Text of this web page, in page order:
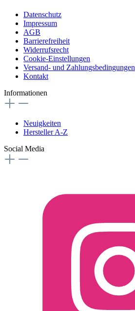
Datenschutz
Impressum
AGB
Barrierefreiheit
Widerrufsrecht
Cookie-Einstellungen
Versand- und Zahlungsbedingungen
Kontakt
Informationen
Neuigkeiten
Hersteller A-Z
Social Media